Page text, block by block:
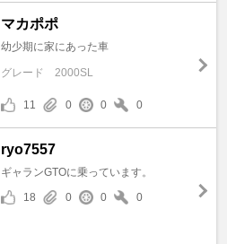
マカポポ
幼少期に家にあった車
グレード 2000SL
11 0 0 0
ryo7557
ギャランGTOに乗っています。
18
0 0 0